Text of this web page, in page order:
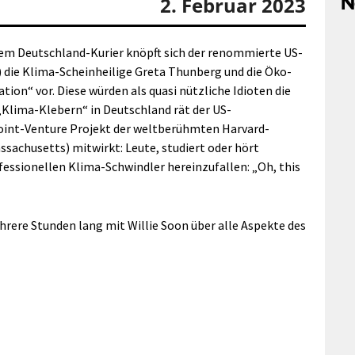
Deutschland-Kurier knöpft sich der renommierte US-
Klima-Scheinheilige Greta Thunberg und die Öko-
vor. Diese würden als quasi nützliche Idioten die
Klebern“ in Deutschland rät der US-
Venture Projekt der weltberühmten Harvard-
mitwirkt: Leute, studiert oder hört
Klima-Schwindler hereinzufallen: „Oh, this
Stunden lang mit Willie Soon über alle Aspekte des